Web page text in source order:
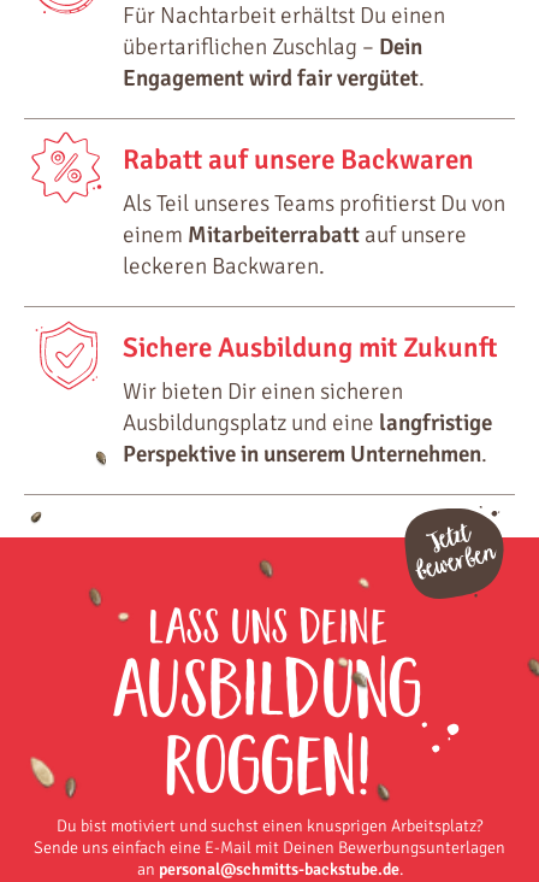
Für Nachtarbeit erhältst Du einen
übertariflichen Zuschlag – Dein
Engagement wird fair vergütet.
Rabatt auf unsere Backwaren
Als Teil unseres Teams profitierst Du von
einem Mitarbeiterrabattauf unsere
leckeren Backwaren.
Sichere Ausbildung mit Zukunft
Wir bieten Dir einen sicheren
Ausbildungsplatz und eine langfristige
Perspektive in unserem Unternehmen.
Lass uns deine
Ausbildung
Roggen!
Du bist motiviert und suchst einen knusprigen Arbeitsplatz?
Sende uns einfach eine E-Mail mit Deinen Bewerbungsunterlagen
an personal@schmitts-backstube.de.